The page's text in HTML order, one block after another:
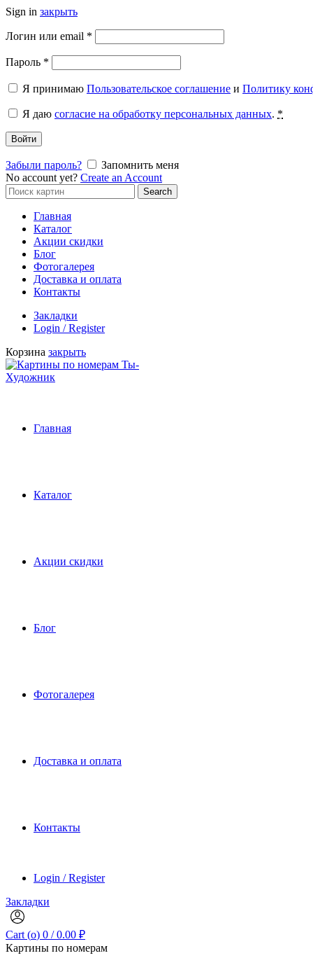
Sign in закрыть
Логин или email *
Пароль *
Я принимаю Пользовательское соглашение и Политику
Я даю согласие на обработку персональных данных. *
Войти
Забыли пароль?
Запомнить меня
No account yet? Create an Account
Search
for:
Search
Главная
Каталог
Акции скидки
Блог
Фотогалерея
Доставка и оплата
Контакты
Закладки
Login / Register
Корзина закрыть
Главная
Каталог
Акции скидки
Блог
Фотогалерея
Доставка и оплата
Контакты
Login / Register
Закладки
Cart (o) 0 / 0.00 ₽
Картины по номерам